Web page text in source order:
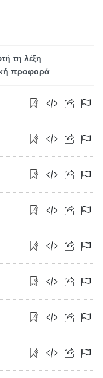
τη λέξη
προφορά